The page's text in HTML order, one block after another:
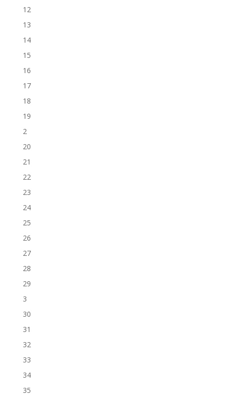
12
13
14
15
16
17
18
19
2
20
21
22
23
24
25
26
27
28
29
3
30
31
32
33
34
35